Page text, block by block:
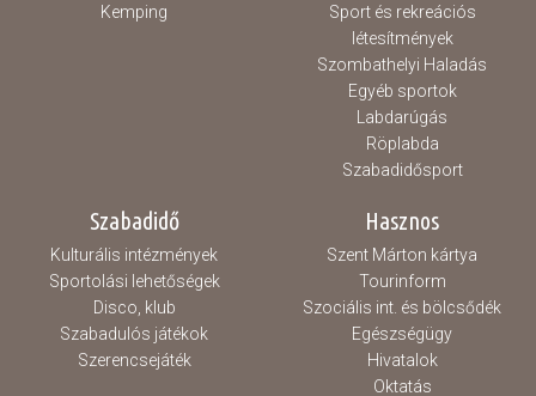
Kemping
Sport és rekreációs
létesítmények
Szombathelyi Haladás
Egyéb sportok
Labdarúgás
Röplabda
Szabadidősport
Szabadidő
Kulturális intézmények
Sportolási lehetőségek
Disco, klub
Szabadulós játékok
Szerencsejáték
Hasznos
Szent Márton kártya
Tourinform
Szociális int. és bölcsődék
Egészségügy
Hivatalok
Oktatás